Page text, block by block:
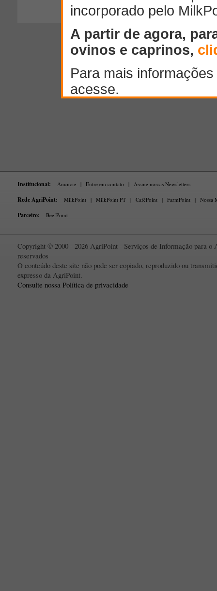
Institucional: Anuncie | Entre em contato | Assine nossas Newsletters
Rede AgriPoint: MilkPoint | MilkPoint PT | CaféPoint | FarmPoint | Nossa
Parceiro: BeefPoint
Copyright © 2000 - 2026 AgriPoint - Serviços de Informação para o
reservados
O conteúdo deste site não pode ser copiado, reproduzido ou
expresso da AgriPoint.
Consulte nossa Política de privacidade